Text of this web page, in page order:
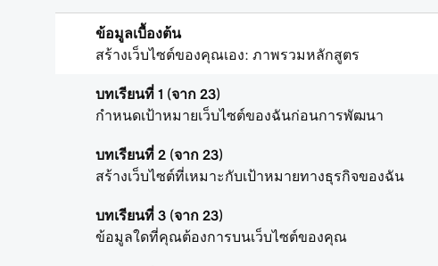
ข้อมูลเบื้องต้น
สร้างเว็บไซต์ของคุณเอง: ภาพรวมหลักสูตร
บทเรียนที่ 1 (จาก 23)
กำหนดเป้าหมายเว็บไซต์ของฉันก่อนการพัฒนา
บทเรียนที่ 2 (จาก 23)
สร้างเว็บไซต์ที่เหมาะกับเป้าหมายทางธุรกิจของฉัน
บทเรียนที่ 3 (จาก 23)
ข้อมูลใดที่คุณต้องการบนเว็บไซต์ของคุณ